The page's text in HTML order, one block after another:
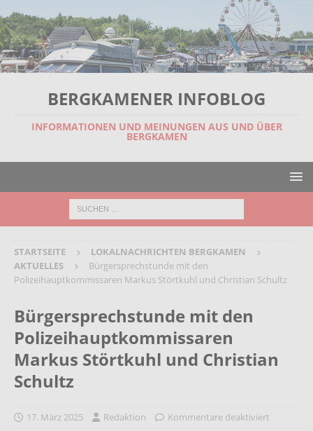
BERGKAMENER INFOBLOG
INFORMATIONEN UND MEINUNGEN AUS UND ÜBER
BERGKAMEN
STARTSEITE
LOKALNACHRICHTEN BERGKAMEN
AKTUELLES
Bürgersprechstunde mit den
Polizeihauptkommissaren Markus Störtkuhl und Christian Schultz
Bürgersprechstunde mit den
Polizeihauptkommissaren
Markus Störtkuhl und Christian
Schultz
17. März 2025 Redaktion Kommentare deaktiviert